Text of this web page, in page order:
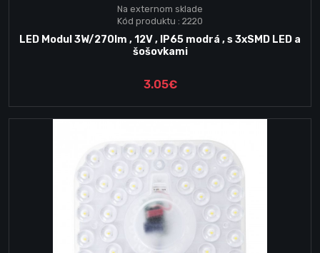
Na externom sklade
Kód produktu : 2220
LED Modul 3W/270lm , 12V , IP65 modrá , s 3xSMD LED a
šošovkami
3.05€